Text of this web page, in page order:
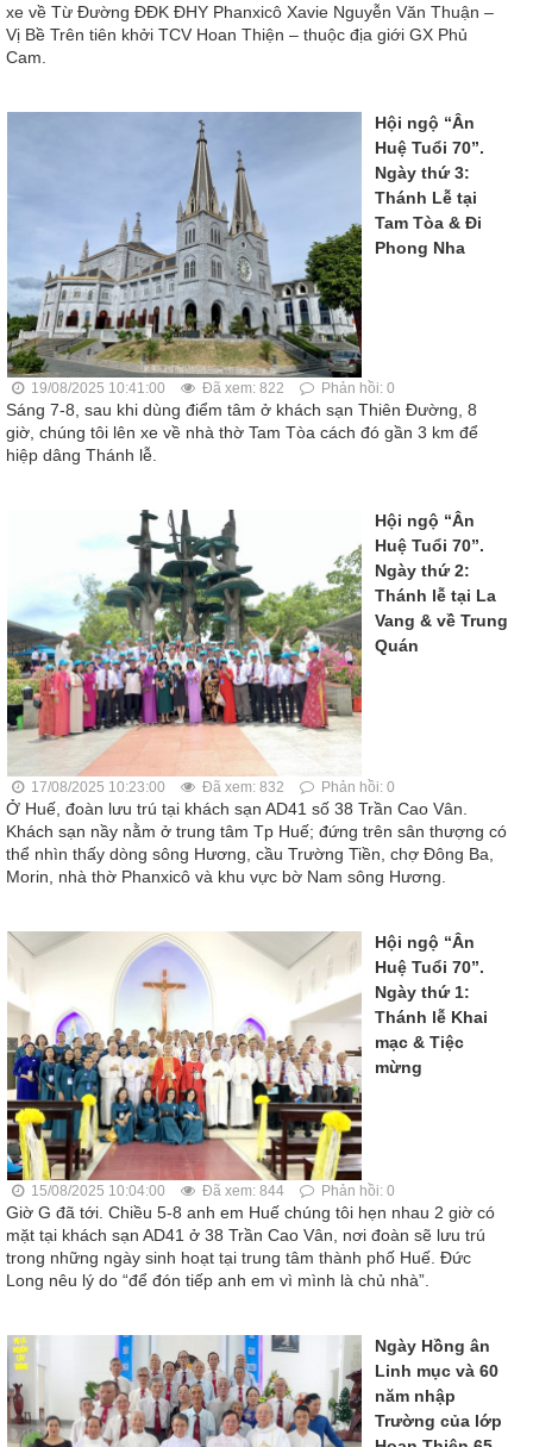
xe về Từ Đường ĐĐK ĐHY Phanxicô Xavie Nguyễn Văn Thuận ‒
Vị Bề Trên tiên khởi TCV Hoan Thiện ‒ thuộc địa giới GX Phủ
Cam.
Hội ngộ “Ân
Huệ Tuổi 70”.
Ngày thứ 3:
Thánh Lễ tại
Tam Tòa & Đi
Phong Nha
19/08/2025 10:41:00 Đã xem: 822 Phản hồi: 0
Sáng 7-8, sau khi dùng điểm tâm ở khách sạn Thiên Đường, 8
giờ, chúng tôi lên xe về nhà thờ Tam Tòa cách đó gần 3 km để
hiệp dâng Thánh lễ.
Hội ngộ “Ân
Huệ Tuổi 70”.
Ngày thứ 2:
Thánh lễ tại La
Vang & về Trung
Quán
17/08/2025 10:23:00 Đã xem: 832 Phản hồi: 0
Ở Huế, đoàn lưu trú tại khách sạn AD41 số 38 Trần Cao Vân.
Khách sạn nầy nằm ở trung tâm Tp Huế; đứng trên sân thượng có
thể nhìn thấy dòng sông Hương, cầu Trường Tiền, chợ Đông Ba,
Morin, nhà thờ Phanxicô và khu vực bờ Nam sông Hương.
Hội ngộ “Ân
Huệ Tuổi 70”.
Ngày thứ 1:
Thánh lễ Khai
mạc & Tiệc
mừng
15/08/2025 10:04:00 Đã xem: 844 Phản hồi: 0
Giờ G đã tới. Chiều 5-8 anh em Huế chúng tôi hẹn nhau 2 giờ có
mặt tại khách sạn AD41 ở 38 Trần Cao Vân, nơi đoàn sẽ lưu trú
trong những ngày sinh hoạt tại trung tâm thành phố Huế. Đức
Long nêu lý do “để đón tiếp anh em vì mình là chủ nhà”.
Ngày Hồng ân
Linh mục và 60
năm nhập
Trường của lớp